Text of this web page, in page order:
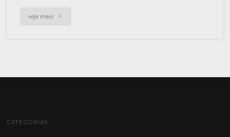
veja mais
CATEGORIAS